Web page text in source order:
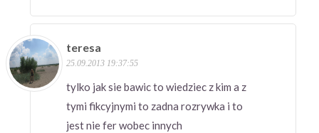
teresa
25.09.2013 19:37:55
tylko jak sie bawic to wiedziec z kim a z
tymi fikcyjnymi to zadna rozrywka i to
jest nie fer wobec innych